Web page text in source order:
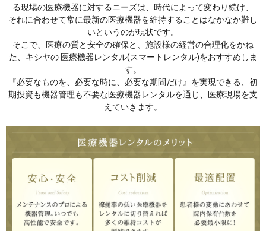
る現場の医療機器に対するニーズは、時代によって変わり続け、
それに合わせて常に最新の医療機器を維持することはなかなか難し
いというのが現状です。
そこで、医療の質と安全の確保と、施設様の経営の合理化をかね
た、キシヤの 医療機器レンタル(スマートレンタル)をおすすめしま
す。
『必要なものを、必要な時に、必要な期間だけ』を実現できる、初
期投資も機器管理も不要な医療機器レンタルを通じ、医療現場を支
えていきます。